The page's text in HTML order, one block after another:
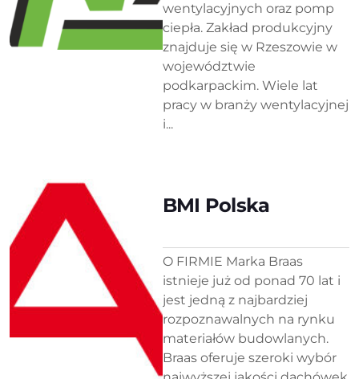
wentylacyjnych oraz pomp
ciepła. Zakład produkcyjny
znajduje się w Rzeszowie w
województwie
podkarpackim. Wiele lat
pracy w branży wentylacyjnej
i...
BMI Polska
O FIRMIE Marka Braas
istnieje już od ponad 70 lat i
jest jedną z najbardziej
rozpoznawalnych na rynku
materiałów budowlanych.
Braas oferuje szeroki wybór